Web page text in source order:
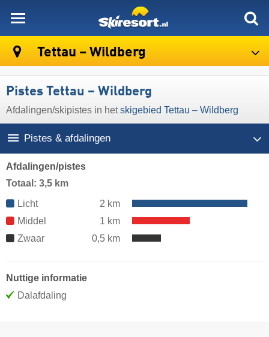
Tettau – Wildberg
Pistes Tettau – Wildberg
Afdalingen/​skipistes in hetskigebied Tettau – Wildberg
Pistes & afdalingen
Afdalingen/pistes
Totaal: 3,5 km
Licht
2 km
Middel
1 km
Zwaar
0,5 km
Nuttige informatie
Dalafdaling